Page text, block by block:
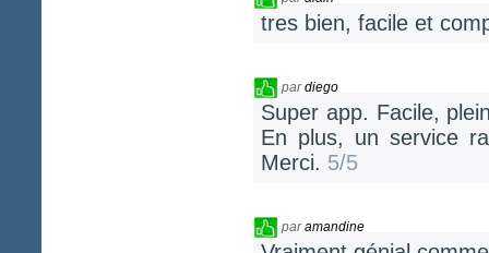
tres bien, facile et
pardiego
Super app. Facile,
En plus, un service
Merci. 5/5
paramandine